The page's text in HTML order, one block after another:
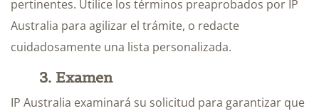
pertinentes. Utilice los términos preaprobados por IP
Australia para agilizar el trámite, o redacte
cuidadosamente una lista personalizada.
3. Examen
IP Australia examinará su solicitud para garantizar que